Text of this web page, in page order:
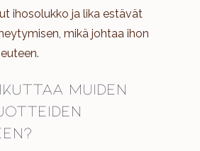
ihosolukko ja lika estävät
mikä johtaa ihon
muiden